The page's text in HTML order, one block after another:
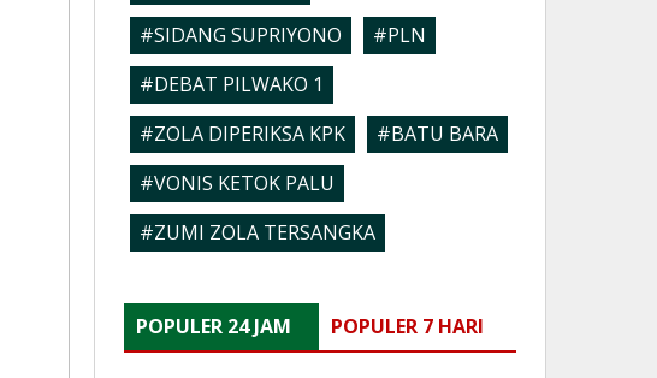
#SIDANG SUPRIYONO
#PLN
#DEBAT PILWAKO 1
#ZOLA DIPERIKSA KPK
#BATU BARA
#VONIS KETOK PALU
#ZUMI ZOLA TERSANGKA
POPULER 24 JAM POPULER 7 HARI